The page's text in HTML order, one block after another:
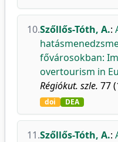
10.Szőllős-Tóth, A.:
fővárosokban:
overtourism in
Régiókut. szle. 77
doi DEA
11.Szőllős-Tóth, A.: